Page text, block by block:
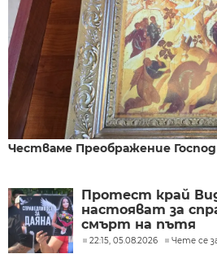
Честваме Преображение
Протест край
настояват за
смърт на пътя
22:15, 05.08.2026 Чете се